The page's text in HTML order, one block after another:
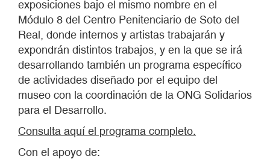
exposiciones bajo el mismo nombre en el
Módulo 8 del Centro Penitenciario de Soto del
Real, donde internos y artistas trabajarán y
expondrán distintos trabajos, y en la que se irá
desarrollando también un programa específico
de actividades diseñado por el equipo del
museo con la coordinación de la ONG Solidarios
para el Desarrollo.
Consulta aquí el programa completo.
Con el apoyo de: